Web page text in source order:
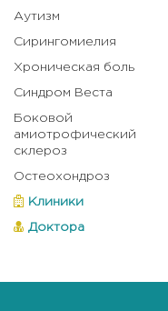
Аутизм
Сирингомиелия
Хроническая боль
Синдром Веста
Боковой
амиотрофический
склероз
Остеохондроз
Клиники
Доктора